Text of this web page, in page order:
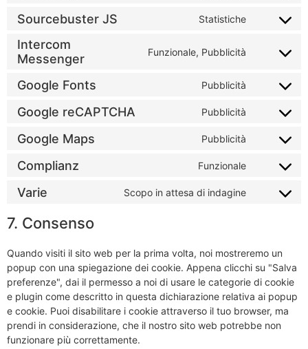
Sourcebuster JS Statistiche
Intercom
Messenger
Funzionale, Pubblicità
Google Fonts Pubblicità
Google reCAPTCHA Pubblicità
Google Maps Pubblicità
Complianz Funzionale
Varie Scopo in attesa di indagine
7. Consenso
Quando visiti il sito web per la prima volta, noi mostreremo un
popup con una spiegazione dei cookie. Appena clicchi su "Salva
preferenze", dai il permesso a noi di usare le categorie di cookie
e plugin come descritto in questa dichiarazione relativa ai popup
e cookie. Puoi disabilitare i cookie attraverso il tuo browser, ma
prendi in considerazione, che il nostro sito web potrebbe non
funzionare più correttamente.